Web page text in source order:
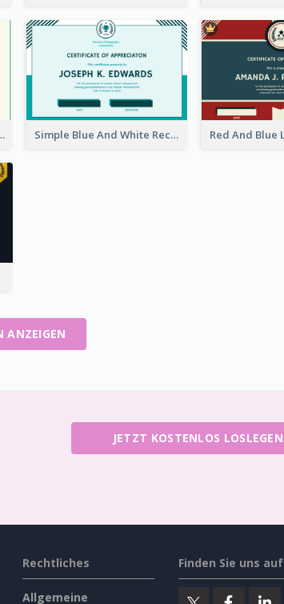
Badge Certificate Simple Blue And White Rectangle Certificate
ANZEIGEN
JETZT KOSTENLOS LOSLEGEN
Rechtliches
Allgemeine
Finden Sie uns auf